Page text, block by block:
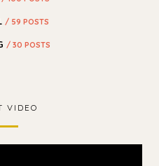
/ 59 POSTS
/ 30 POSTS
VIDEO